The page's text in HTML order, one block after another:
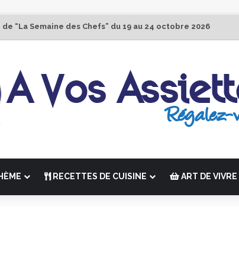
“La Semaine des Chefs” du 19 au 24 octobre 2026
RECETTES DE CUISINE ART DE VIVRE